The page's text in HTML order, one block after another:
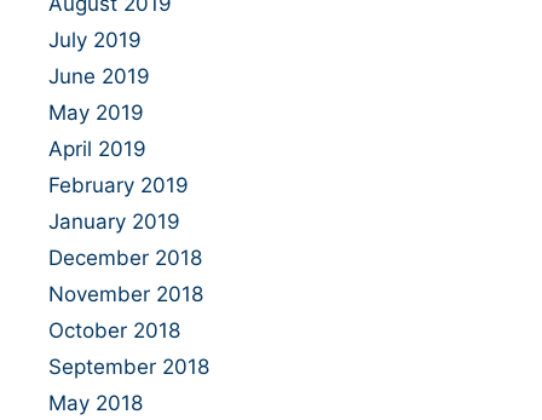
July 2019
June 2019
May 2019
April 2019
February 2019
January 2019
December 2018
November 2018
October 2018
September 2018
May 2018